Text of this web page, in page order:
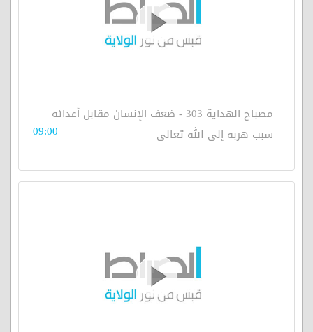
مصباح الهداية 303 - ضعف الإنسان مقابل أعدائه
سبب هربه إلى الله تعالى
09:00